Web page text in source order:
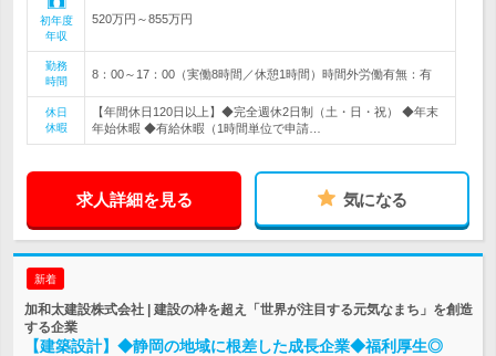
初年度
年収
520万円～855万円
勤務
時間
8：00～17：00（実働8時間／休憩1時間）時間外労働有無：有
休日
休暇
【年間休日120日以上】◆完全週休2日制（土・日・祝） ◆年末
年始休暇 ◆有給休暇（1時間単位で申請…
求人詳細を見る 気になる
新着
加和太建設株式会社 | 建設の枠を超え「世界が注目する元気なまち」を創造
する企業
【建築設計】◆静岡の地域に根差した成長企業◆福利厚生◎